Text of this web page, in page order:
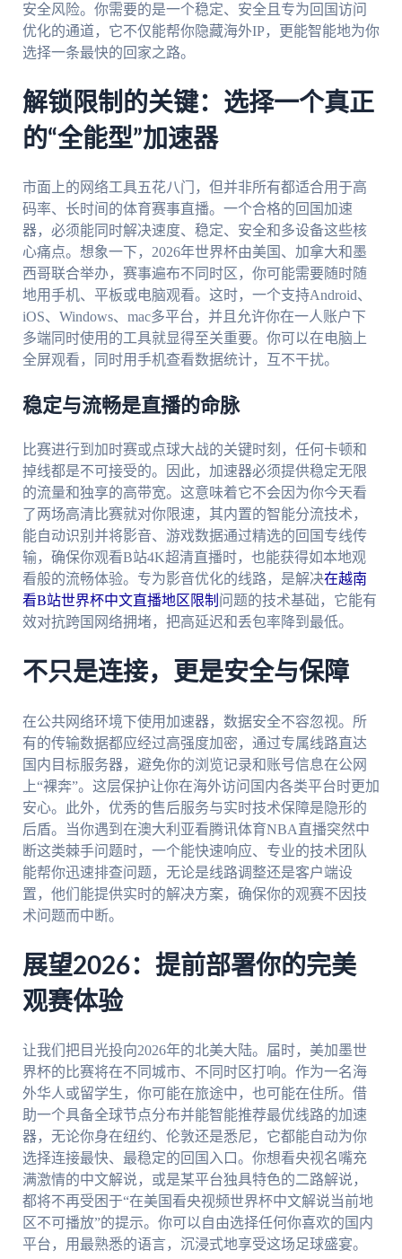
安全风险。你需要的是一个稳定、安全且专为回国访问
优化的通道，它不仅能帮你隐藏海外IP，更能智能地为你
选择一条最快的回家之路。
解锁限制的关键：选择一个真正
的“全能型”加速器
市面上的网络工具五花八门，但并非所有都适合用于高
码率、长时间的体育赛事直播。一个合格的回国加速
器，必须能同时解决速度、稳定、安全和多设备这些核
心痛点。想象一下，2026年世界杯由美国、加拿大和墨
西哥联合举办，赛事遍布不同时区，你可能需要随时随
地用手机、平板或电脑观看。这时，一个支持Android、
iOS、Windows、mac多平台，并且允许你在一人账户下
多端同时使用的工具就显得至关重要。你可以在电脑上
全屏观看，同时用手机查看数据统计，互不干扰。
稳定与流畅是直播的命脉
比赛进行到加时赛或点球大战的关键时刻，任何卡顿和
掉线都是不可接受的。因此，加速器必须提供稳定无限
的流量和独享的高带宽。这意味着它不会因为你今天看
了两场高清比赛就对你限速，其内置的智能分流技术，
能自动识别并将影音、游戏数据通过精选的回国专线传
输，确保你观看B站4K超清直播时，也能获得如本地观
看般的流畅体验。专为影音优化的线路，是解决在越南
看B站世界杯中文直播地区限制 问题的技术基础，它能有
效对抗跨国网络拥堵，把高延迟和丢包率降到最低。
不只是连接，更是安全与保障
在公共网络环境下使用加速器，数据安全不容忽视。所
有的传输数据都应经过高强度加密，通过专属线路直达
国内目标服务器，避免你的浏览记录和账号信息在公网
上“裸奔”。这层保护让你在海外访问国内各类平台时更加
安心。此外，优秀的售后服务与实时技术保障是隐形的
后盾。当你遇到在澳大利亚看腾讯体育NBA直播突然中
断这类棘手问题时，一个能快速响应、专业的技术团队
能帮你迅速排查问题，无论是线路调整还是客户端设
置，他们能提供实时的解决方案，确保你的观赛不因技
术问题而中断。
展望2026：提前部署你的完美
观赛体验
让我们把目光投向2026年的北美大陆。届时，美加墨世
界杯的比赛将在不同城市、不同时区打响。作为一名海
外华人或留学生，你可能在旅途中，也可能在住所。借
助一个具备全球节点分布并能智能推荐最优线路的加速
器，无论你身在纽约、伦敦还是悉尼，它都能自动为你
选择连接最快、最稳定的回国入口。你想看央视名嘴充
满激情的中文解说，或是某平台独具特色的二路解说，
都将不再受困于“在美国看央视频世界杯中文解说当前地
区不可播放”的提示。你可以自由选择任何你喜欢的国内
平台，用最熟悉的语言，沉浸式地享受这场足球盛宴。